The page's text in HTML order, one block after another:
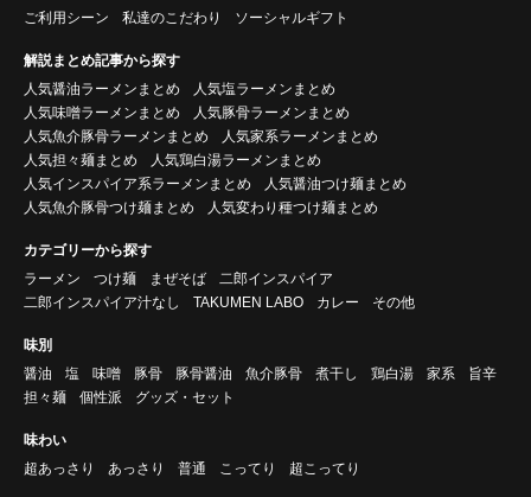
ご利用シーン
私達のこだわり ソーシャルギフト
解説まとめ記事から探す
人気醤油ラーメンまとめ
人気塩ラーメンまとめ
人気味噌ラーメンまとめ
人気豚骨ラーメンまとめ
人気魚介豚骨ラーメンまとめ
人気家系ラーメンまとめ
人気担々麺まとめ
人気鶏白湯ラーメンまとめ
人気インスパイア系ラーメンまとめ
人気醤油つけ麺まとめ
人気魚介豚骨つけ麺まとめ
人気変わり種つけ麺まとめ
カテゴリーから探す
ラーメン
つけ麺 まぜそば
二郎インスパイア
二郎インスパイア汁なし
TAKUMEN LABO カレー その他
味別
醤油
塩 味噌 豚骨 豚骨醤油 魚介豚骨 煮干し 鶏白湯 家系
旨辛
担々麺
個性派 グッズ・セット
味わい
超あっさり
あっさり 普通 こってり 超こってり